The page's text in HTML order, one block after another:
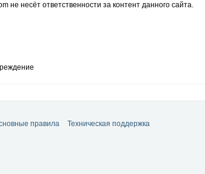
не несёт ответственности за контент данного сайта.
правила Техническая поддержка